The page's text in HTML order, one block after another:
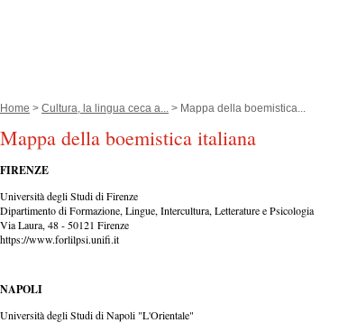
Home > Cultura, la lingua ceca a... > Mappa della boemistica...
Mappa della boemistica italiana
FIRENZE
Università degli Studi di Firenze
Dipartimento di Formazione, Lingue, Intercultura, Letterature e Psicologia
Via Laura, 48 - 50121 Firenze
https://www.forlilpsi.unifi.it
NAPOLI
Università degli Studi di Napoli "L'Orientale"